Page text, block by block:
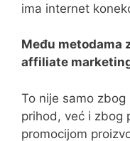
ima internet
Među metodama
affiliate
To nije samo
prihod, već i zbog
promocijom